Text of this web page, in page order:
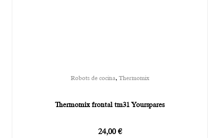
Robots de cocina, Thermomix
Thermomix frontal tm31 Yourspares
24,00€